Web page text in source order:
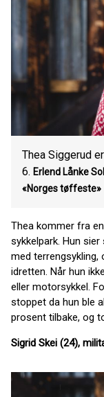
Thea Siggerud
6. Erlend Lånke
«Norges tøffeste»
Thea kommer fra
sykkelpark. Hun
med terrengsykling,
idretten. Når hun
eller motorsykkel.
stoppet da hun ble
prosent tilbake, og
Sigrid Skei (24),